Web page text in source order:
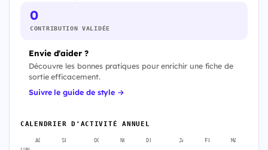
0
CONTRIBUTION VALIDÉE
Envie d'aider ?
Découvre les bonnes pratiques pour enrichir une fiche de
sortie efficacement.
Suivre le guide de style →
CALENDRIER D'ACTIVITÉ ANNUEL
AOÛT SEPT. OCT. NOV. DÉC. JANV. FÉVR. MARS